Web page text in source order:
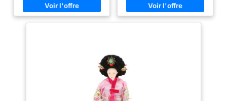
les maquilleurs sérieux et les
amateurs. Personnalisable et à
traditions architecturales.
naturels pour plus de réalisme
Pièces découpées au laser de
précision pour un assemblage